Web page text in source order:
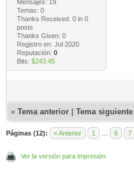
Mensajes: 19
Temas: 0
Thanks Received: 0in 0
posts
Thanks Given: 0
Registro en: Jul 2020
Reputación: 0
Bits: $243.45
« Tema anterior Tema siguiente
Páginas (12): « Anterior 1 6 7
Ver la versión para impresión